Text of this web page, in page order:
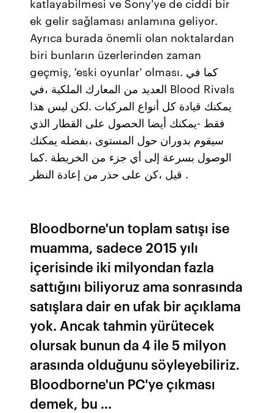
ek gelir sağlaması anlamına geliyor.
Ayrıca burada önemli olan noktalardan
biri bunların üzerlerinden zaman
geçmiş, 'eski oyunlar' olması. كما في
العديد من المعارك الملكية ،في Blood Rivals
يمكنك قيادة كل أنواع المركبات .لكن ليس هذا
فقط -يمكنك أيضا الحصول على القطار الذي
سيقوم بدوران حول المستوى ،بفضله يمكنك
الوصول بسرعة إلى أي جزء من الخريطة .كما
قيل ،كن على حذر من إعادة النظر .
Bloodborne'un toplam satışı ise
muamma, sadece 2015 yılı
içerisinde iki milyondan fazla
sattığını biliyoruz ama sonrasında
satışlara dair en ufak bir açıklama
yok. Ancak tahmin yürütecek
olursak bunun da 4 ile 5 milyon
arasında olduğunu söyleyebiliriz.
Bloodborne'un PC'ye çıkması
demek, bu …